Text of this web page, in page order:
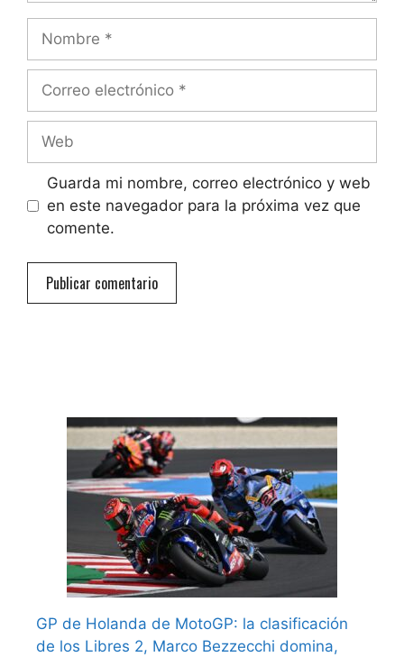
electrónico
Guarda mi nombre, correo electrónico y web
en este navegador para la próxima vez que
comente.
GP de Holanda de MotoGP: la clasificación
de los Libres 2, Marco Bezzecchi domina,